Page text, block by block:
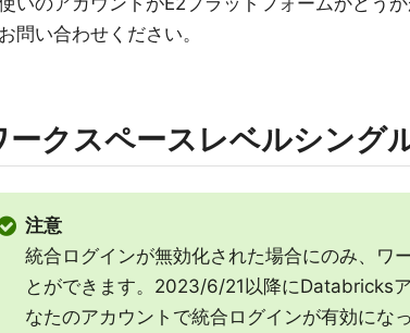
問い合わせください。
ークスペースレベルシング
注意
統合ログインが無効化された場合にのみ、ワ
とができます。2023/6/21以降にDatabricks
なたのアカウントで統合ログインが有効にな